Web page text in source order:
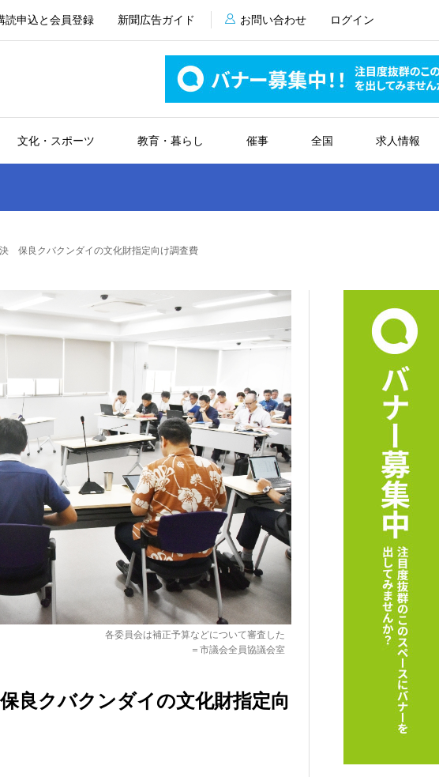
読申込と会員登録 新聞広告ガイド お問い合わせ ログイン
文化・スポーツ 教育・暮らし 催事 全国 求人情報
保良クバクンダイの文化財指定向け調査費
各委員会は補正予算などについて審査した
＝市議会全員協議会室
良クバクンダイの文化財指定向